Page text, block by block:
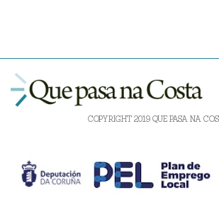
COPYRIGHT 2019 QUE PASA NA